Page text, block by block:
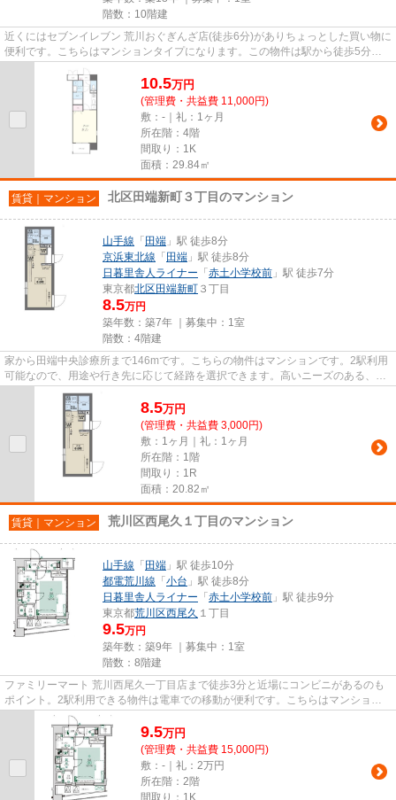
階数：10階建
近くにはセブンイレブン 荒川おぐぎんざ店(徒歩6分)がありちょっとした買い物に
便利です。こちらはマンションタイプになります。この物件は駅から徒歩5分の
10.5万円
(管理費・共益費 11,000円)
敷：-｜礼：1ヶ月
所在階：4階
間取り：1K
面積：29.84㎡
賃貸｜マンション 北区田端新町３丁目のマンション
山手線 「 田端 」駅 徒歩8分
京浜東北線 「 田端 」駅 徒歩8分
日暮里舎人ライナー 「 赤土小学校前 」駅 徒歩7分
東京都北区 田端新町 ３丁目
8.5万円
築年数：築7年 ｜募集中： 1室
階数：4階建
家から田端中央診療所まで146mです。こちらの物件はマンションです。2駅利用
可能なので、用途や行き先に応じて経路を選択できます。高いニーズのある、駅
徒歩8分の物件です。VERUSでお...
8.5万円
(管理費・共益費 3,000円)
敷：1ヶ月｜礼：1ヶ月
所在階：1階
間取り：1R
面積：20.82㎡
賃貸｜マンション 荒川区西尾久１丁目のマンション
山手線 「 田端 」駅 徒歩10分
都電荒川線 「 小台 」駅 徒歩8分
日暮里舎人ライナー 「 赤土小学校前 」駅 徒歩9分
東京都荒川区西尾久 １丁目
9.5万円
築年数：築9年 ｜募集中： 1室
階数：8階建
ファミリーマート 荒川西尾久一丁目店まで徒歩3分と近場にコンビニがあるのも
ポイント。2駅利用できる物件は電車での移動が便利です。こちらはマンション
タイプになります。築9年の設...
9.5万円
(管理費・共益費 15,000円)
敷：-｜礼：2万円
所在階：2階
間取り：1K